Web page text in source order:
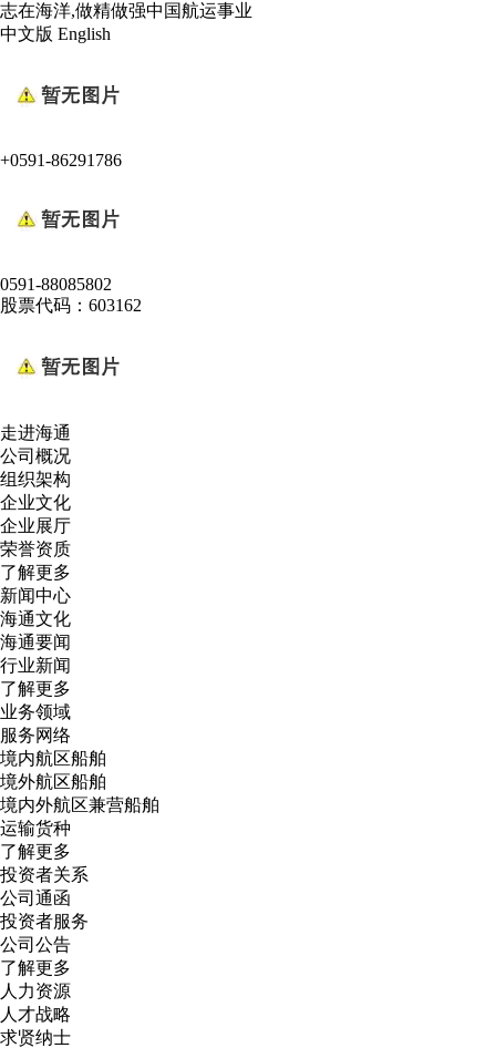
志在海洋,做精做强中国航运事业
中文版 English
+0591-86291786
0591-88085802
股票代码：603162
走进海通
公司概况
组织架构
企业文化
企业展厅
荣誉资质
了解更多
新闻中心
海通文化
海通要闻
行业新闻
了解更多
业务领域
服务网络
境内航区船舶
境外航区船舶
境内外航区兼营船舶
运输货种
了解更多
投资者关系
公司通函
投资者服务
公司公告
了解更多
人力资源
人才战略
求贤纳士